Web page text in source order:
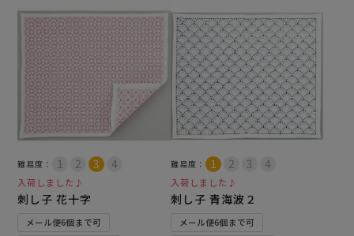
難易度：
入荷しました♪
刺し子 花十字
メール便6個まで可
難易度：
入荷しました♪
刺し子 青海波２
メール便6個まで可